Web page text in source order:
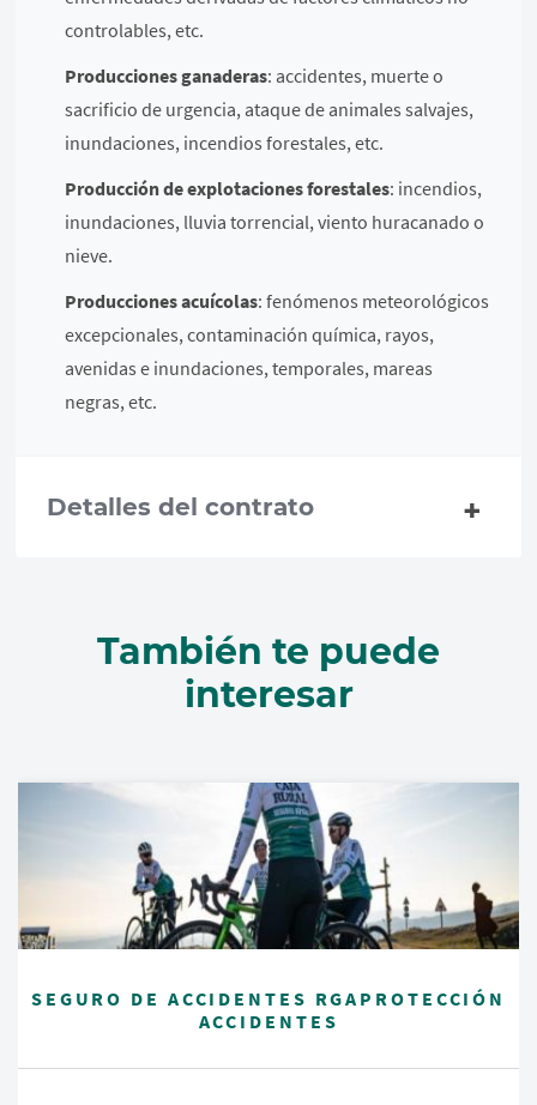
controlables, etc.
Producciones ganaderas: accidentes, muerte o
sacrificio de urgencia, ataque de animales salvajes,
inundaciones, incendios forestales, etc.
Producción de explotaciones forestales: incendios,
inundaciones, lluvia torrencial, viento huracanado o
nieve.
Producciones acuícolas: fenómenos meteorológicos
excepcionales, contaminación química, rayos,
avenidas e inundaciones, temporales, mareas
negras, etc.
Detalles del contrato
También te puede
interesar
SEGURO DE ACCIDENTES RGAPROTECCIÓN
ACCIDENTES